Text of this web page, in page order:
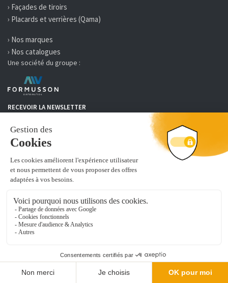
› Façades de tiroirs
› Placards et verrières (Qama)
› Nos marques
› Nos catalogues
Une société du groupe :
RECEVOIR LA NEWSLETTER
Je m'inscris
Abonnez-vous à la newsletter Sixtan.fr pour recevoir nos bons plans et
nouveautés
MOYENS DE PAIEMENT
SIXTAN distribue, conditionne et achemine des produits d'équipement et
de prêt à poser de cuisine, salles de bains, placards et dressing.
Découvrez de nombreuses références pour aménager votre intérieur :
vous cherchez un
Leader de l'équipement de cuisine en ligne, nous sommes distributeurs de
Nous mettons à jour nos produits quotidiennement sur notre site. Notre